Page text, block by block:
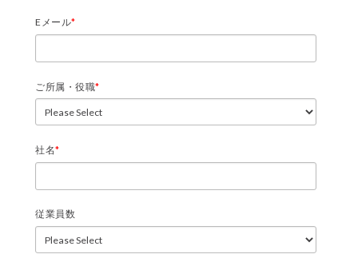
Eメール*
ご所属・役職*
社名*
従業員数